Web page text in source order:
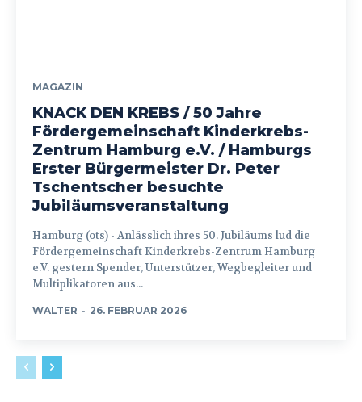
MAGAZIN
KNACK DEN KREBS / 50 Jahre
Fördergemeinschaft Kinderkrebs-
Zentrum Hamburg e.V. / Hamburgs
Erster Bürgermeister Dr. Peter
Tschentscher besuchte
Jubiläumsveranstaltung
Hamburg (ots) - Anlässlich ihres 50. Jubiläums lud die
Fördergemeinschaft Kinderkrebs-Zentrum Hamburg
e.V. gestern Spender, Unterstützer, Wegbegleiter und
Multiplikatoren aus...
WALTER - 26. FEBRUAR 2026